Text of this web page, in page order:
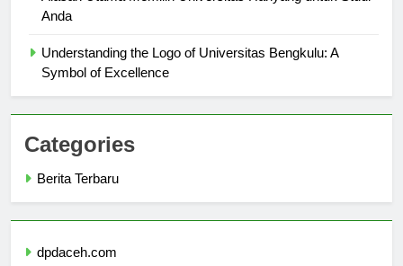
Alasan Utama Memilih Universitas Hanyang untuk Studi
Understanding the Logo of Universitas Bengkulu: A
Categories